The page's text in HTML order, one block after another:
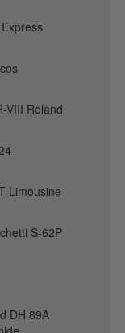
VIII Roland
Limousine
S-62P
DH 89A